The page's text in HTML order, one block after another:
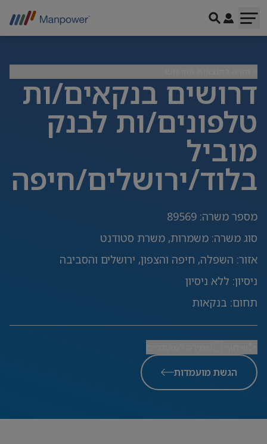
דרושים בנקאים/ות
טלפונים/ות לבנק
מוביל
בלוד/ירושלים/חיפה
מספר משרה:
89569
סוג משרה: משמרות, משרת סטודנט
אזור: השפלה, חיפה והצפון, ירושלים והסביבה
ניסיון: ללא ניסיון
תחום: בנקאות
הגשת מועמדות